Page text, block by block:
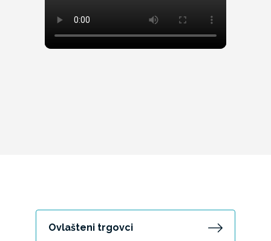
Ovlašteni trgovci